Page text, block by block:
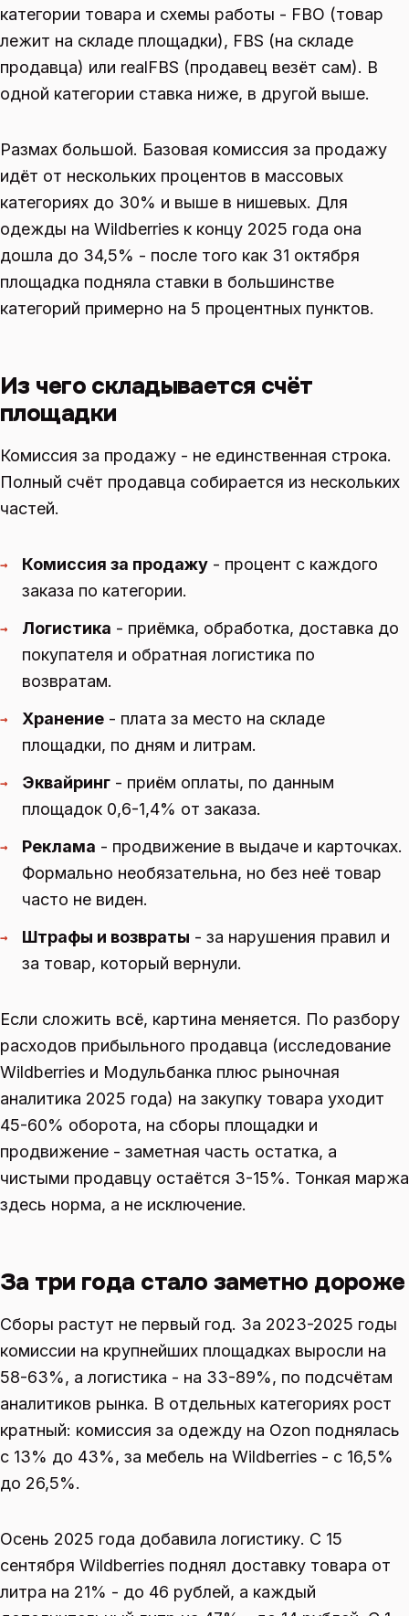
категории товара и схемы работы - FBO (товар
лежит на складе площадки), FBS (на складе
продавца) или realFBS (продавец везёт сам). В
одной категории ставка ниже, в другой выше.
Размах большой. Базовая комиссия за продажу
идёт от нескольких процентов в массовых
категориях до 30% и выше в нишевых. Для
одежды на Wildberries к концу 2025 года она
дошла до 34,5% - после того как 31 октября
площадка подняла ставки в большинстве
категорий примерно на 5 процентных пунктов.
Из чего складывается счёт
площадки
Комиссия за продажу - не единственная строка.
Полный счёт продавца собирается из нескольких
частей.
→ Комиссия за продажу - процент с каждого
заказа по категории.
→ Логистика - приёмка, обработка, доставка до
покупателя и обратная логистика по
возвратам.
→ Хранение - плата за место на складе
площадки, по дням и литрам.
→ Эквайринг - приём оплаты, по данным
площадок 0,6-1,4% от заказа.
→ Реклама - продвижение в выдаче и карточках.
Формально необязательна, но без неё товар
часто не виден.
→ Штрафы и возвраты - за нарушения правил и
за товар, который вернули.
Если сложить всё, картина меняется. По разбору
расходов прибыльного продавца (исследование
Wildberries и Модульбанка плюс рыночная
аналитика 2025 года) на закупку товара уходит
45-60% оборота, на сборы площадки и
продвижение - заметная часть остатка, а
чистыми продавцу остаётся 3-15%. Тонкая маржа
здесь норма, а не исключение.
За три года стало заметно дороже
Сборы растут не первый год. За 2023-2025 годы
комиссии на крупнейших площадках выросли на
58-63%, а логистика - на 33-89%, по подсчётам
аналитиков рынка. В отдельных категориях рост
кратный: комиссия за одежду на Ozon поднялась
с 13% до 43%, за мебель на Wildberries - с 16,5%
до 26,5%.
Осень 2025 года добавила логистику. С 15
сентября Wildberries поднял доставку товара от
литра на 21% - до 46 рублей, а каждый